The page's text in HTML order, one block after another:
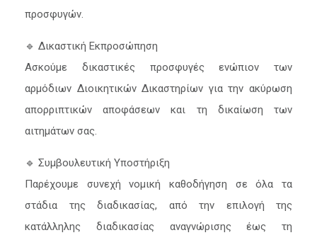
προσφυγών.
🔹 Δικαστική Εκπροσώπηση
Ασκούμε δικαστικές προσφυγές ενώπιον των
αρμόδιων Διοικητικών Δικαστηρίων για την ακύρωση
απορριπτικών αποφάσεων και τη δικαίωση των
αιτημάτων σας.
🔹 Συμβουλευτική Υποστήριξη
Παρέχουμε συνεχή νομική καθοδήγηση σε όλα τα
στάδια της διαδικασίας, από την επιλογή της
κατάλληλης διαδικασίας αναγνώρισης έως τη